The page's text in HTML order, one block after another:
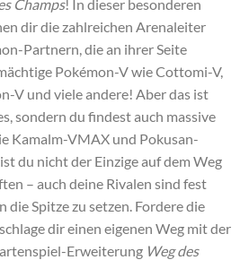
Champs! In dieser besonderen
dir die zahlreichen Arenaleiter
Partnern, die an ihrer Seite
Pokémon-V wie Cottomi-V,
V und viele andere! Aber das ist
sondern du findest auch massive
Kamalm-VMAX und Pokusan-
du nicht der Einzige auf dem Weg
– auch deine Rivalen sind fest
die Spitze zu setzen. Fordere die
dir einen eigenen Weg mit der
Erweiterung Weg des